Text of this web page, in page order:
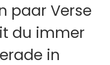
paar Verse
du immer
in